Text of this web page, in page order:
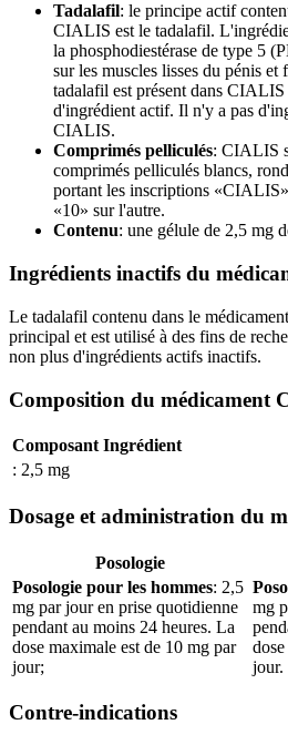
Tadalafil: le principe actif
CIALIS est le tadalafil.
la phosphodiestérase de type 5
sur les muscles lisses du pénis
tadalafil est présent dans
d'ingrédient actif. Il n'y a pas
CIALIS.
Comprimés pelliculés: CIALIS
comprimés pelliculés blancs,
portant les inscriptions
«10» sur l'autre.
Contenu: une gélule de 2,5 mg
Ingrédients inactifs du
Le tadalafil contenu dans le
principal et est utilisé à des fins de
non plus d'ingrédients actifs inactifs.
Composition du médicament
Composant Ingrédient
: 2,5 mg
Dosage et administration du
Posologie
Posologie pour les hommes: 2,5
mg par jour en prise quotidienne
pendant au moins 24 heures. La
dose maximale est de 10 mg par
jour;
mg
jour.
Contre-indications